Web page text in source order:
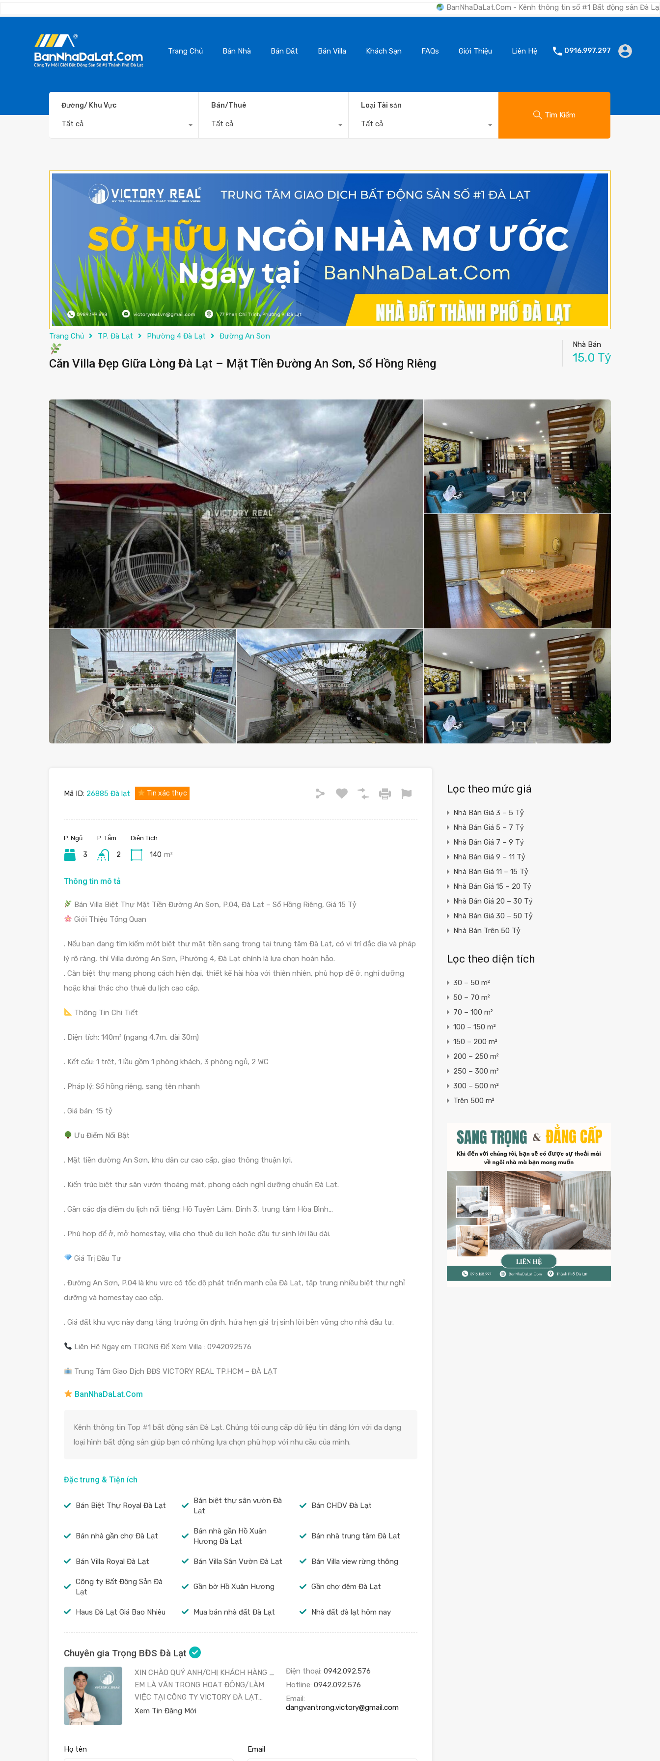
BanNhaDaLat.Com - Kênh thông tin số #1 Bất động sản Đà Lạt "Nơi bạn
Trang Chủ Bán Nhà Bán Đất Bán Villa Khách Sạn FAQs Giới Thiệu Liên Hệ 0916.997.297
Đường/ Khu Vực
Tất cả
Bán/Thuê
Tất cả
Loại Tài sản
Tất cả
Tìm Kiếm
Trang Chủ TP. Đà Lạt Phường 4 Đà Lạt Đường An Sơn
Căn Villa Đẹp Giữa Lòng Đà Lạt – Mặt Tiền Đường An Sơn, Sổ Hồng Riêng
Nhà Bán
15.0 Tỷ
Mã ID: 26885 Đà lạt Tin xác thực
P. Ngủ
3
P. Tắm
2
Diện Tích
140 m²
Thông tin mô tả
Bán Villa Biệt Thự Mặt Tiền Đường An Sơn, P.04, Đà Lạt – Sổ Hồng Riêng, Giá 15 Tỷ
Giới Thiệu Tổng Quan
. Nếu bạn đang tìm kiếm một biệt thự mặt tiền sang trọng tại trung tâm Đà Lạt, có vị trí đắc địa và pháp
lý rõ ràng, thì Villa đường An Sơn, Phường 4, Đà Lạt chính là lựa chọn hoàn hảo.
. Căn biệt thự mang phong cách hiện đại, thiết kế hài hòa với thiên nhiên, phù hợp để ở, nghỉ dưỡng
hoặc khai thác cho thuê du lịch cao cấp.
Thông Tin Chi Tiết
. Diện tích: 140m² (ngang 4.7m, dài 30m)
. Kết cấu: 1 trệt, 1 lầu gồm 1 phòng khách, 3 phòng ngủ, 2 WC
. Pháp lý: Sổ hồng riêng, sang tên nhanh
. Giá bán: 15 tỷ
Ưu Điểm Nổi Bật
. Mặt tiền đường An Sơn, khu dân cư cao cấp, giao thông thuận lợi.
. Kiến trúc biệt thự sân vườn thoáng mát, phong cách nghỉ dưỡng chuẩn Đà Lạt.
. Gần các địa điểm du lịch nổi tiếng: Hồ Tuyền Lâm, Dinh 3, trung tâm Hòa Bình…
. Phù hợp để ở, mở homestay, villa cho thuê du lịch hoặc đầu tư sinh lời lâu dài.
Giá Trị Đầu Tư
. Đường An Sơn, P.04 là khu vực có tốc độ phát triển mạnh của Đà Lạt, tập trung nhiều biệt thự nghỉ
dưỡng và homestay cao cấp.
. Giá đất khu vực này đang tăng trưởng ổn định, hứa hẹn giá trị sinh lời bền vững cho nhà đầu tư.
Liên Hệ Ngay em TRỌNG Để Xem Villa : 0942092576
Trung Tâm Giao Dịch BĐS VICTORY REAL TP.HCM – ĐÀ LẠT
BanNhaDaLat.Com
Kênh thông tin Top #1 bất động sản Đà Lạt. Chúng tôi cung cấp dữ liệu tin đăng lớn với đa dạng
loại hình bất động sản giúp bạn có những lựa chọn phù hợp với nhu cầu của mình.
Đặc trưng & Tiện ích
Bán Biệt Thự Royal Đà Lạt
Bán biệt thự sân vườn Đà
Lạt
Bán CHDV Đà Lạt
Bán nhà gần chợ Đà Lạt
Bán nhà gần Hồ Xuân
Hương Đà Lạt
Bán nhà trung tâm Đà Lạt
Bán Villa Royal Đà Lạt Bán Villa Sân Vườn Đà Lạt Bán Villa view rừng thông
Công ty Bất Động Sản Đà
Lạt
Gần bờ Hồ Xuân Hương Gần chợ đêm Đà Lạt
Haus Đà Lạt Giá Bao Nhiêu Mua bán nhà đất Đà Lạt Nhà đất đà lạt hôm nay
Chuyên gia Trọng BĐS Đà Lạt
XIN CHÀO QUÝ ANH/CHỊ KHÁCH HÀNG _
EM LÀ VĂN TRỌNG HOẠT ĐỘNG/LÀM
VIỆC TẠI CÔNG TY VICTORY ĐÀ LẠT…
Xem Tin Đăng Mới
Điện thoại: 0942.092.576
Hotline: 0942.092.576
Email:
dangvantrong.victory@gmail.com
Họ tên Email
Lọc theo mức giá
Nhà Bán Giá 3 – 5 Tỷ
Nhà Bán Giá 5 – 7 Tỷ
Nhà Bán Giá 7 – 9 Tỷ
Nhà Bán Giá 9 – 11 Tỷ
Nhà Bán Giá 11 – 15 Tỷ
Nhà Bán Giá 15 – 20 Tỷ
Nhà Bán Giá 20 – 30 Tỷ
Nhà Bán Giá 30 – 50 Tỷ
Nhà Bán Trên 50 Tỷ
Lọc theo diện tích
30 – 50 m²
50 – 70 m²
70 – 100 m²
100 – 150 m²
150 – 200 m²
200 – 250 m²
250 – 300 m²
300 – 500 m²
Trên 500 m²